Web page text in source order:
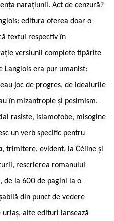
narațiunii. Act de cenzură?
editura oferea doar o
textul respectiv în
versiunii complete tipărite
Langlois era pur umanist:
joc de progres, de idealurile
în mizantropie și pesimism.
rasiste, islamofobe, misogine
un verb specific pentru
, trimitere, evident, la Céline și
rescrierea romanului
de la 600 de pagini la o
din punct de vedere
uriaș, alte edituri lansează